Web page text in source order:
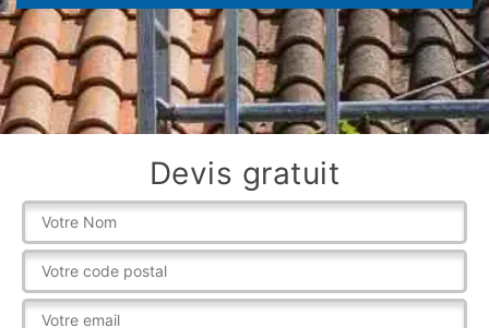
Devis gratuit